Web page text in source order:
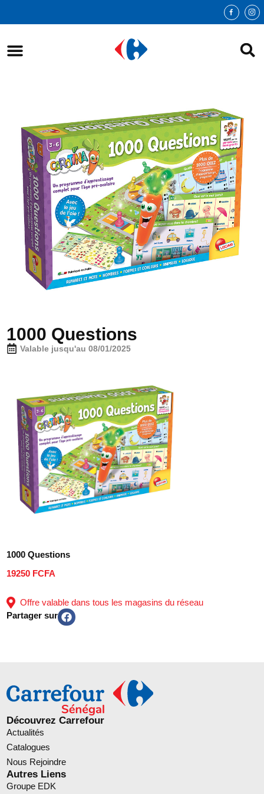
1000 Questions
Valable jusqu'au 08/01/2025
1000 Questions
19250 FCFA
Offre valable dans tous les magasins du réseau
Partager sur
Découvrez Carrefour
Actualités
Catalogues
Nous Rejoindre
Autres Liens
Groupe EDK